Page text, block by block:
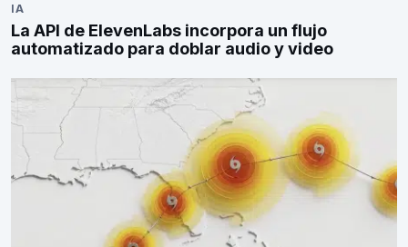
IA
La API de ElevenLabs incorpora un flujo
automatizado para doblar audio y video